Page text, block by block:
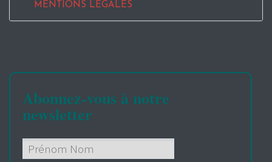
MENTIONS LEGALES
Abonnez-vous à notre
newsletter